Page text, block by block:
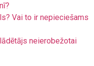
Vai to ir nepieciešams
neierobežotai